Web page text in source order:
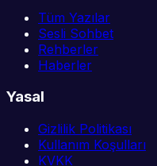
Tüm Yazılar
Sesli Sohbet
Rehberler
Haberler
Yasal
Gizlilik Politikası
Kullanım Koşulları
KVKK